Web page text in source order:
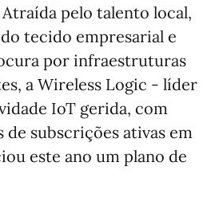
pelo talento local,
tecido empresarial e
por infraestruturas
a Wireless Logic - líder
IoT gerida, com
de subscrições ativas em
este ano um plano de